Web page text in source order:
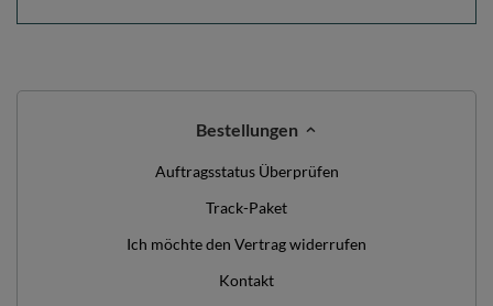
Bestellungen
Auftragsstatus Überprüfen
Track-Paket
Ich möchte den Vertrag widerrufen
Kontakt